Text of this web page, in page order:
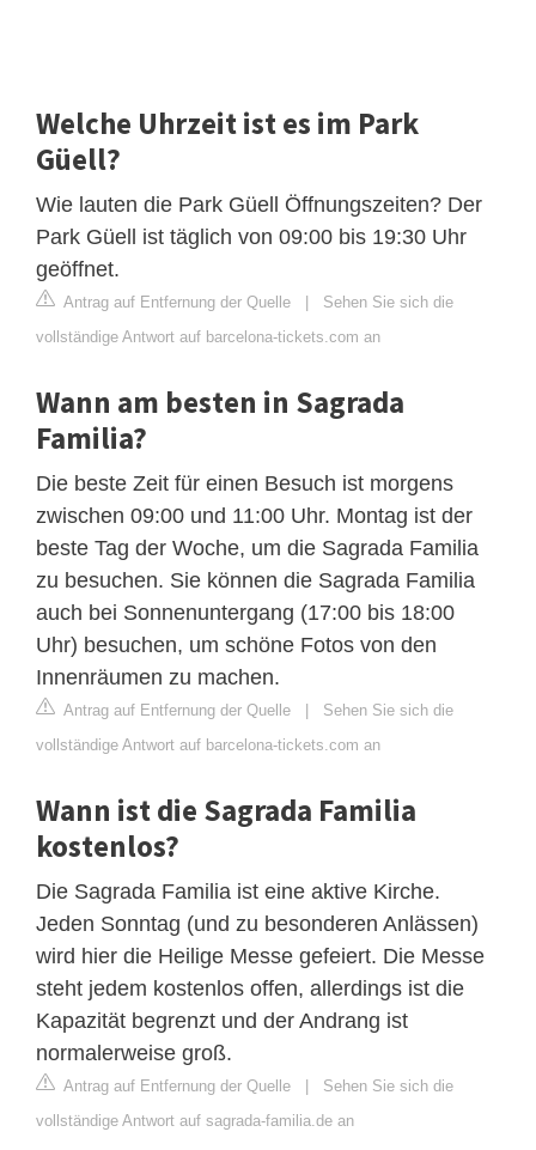
Welche Uhrzeit ist es im Park
Güell?
Wie lauten die Park Güell Öffnungszeiten? Der
Park Güell ist täglich von 09:00 bis 19:30 Uhr
geöffnet.
Antrag auf Entfernung der Quelle | Sehen Sie sich die
vollständige Antwort auf barcelona-tickets.com an
Wann am besten in Sagrada
Familia?
Die beste Zeit für einen Besuch ist morgens
zwischen 09:00 und 11:00 Uhr. Montag ist der
beste Tag der Woche, um die Sagrada Familia
zu besuchen. Sie können die Sagrada Familia
auch bei Sonnenuntergang (17:00 bis 18:00
Uhr) besuchen, um schöne Fotos von den
Innenräumen zu machen.
Antrag auf Entfernung der Quelle | Sehen Sie sich die
vollständige Antwort auf barcelona-tickets.com an
Wann ist die Sagrada Familia
kostenlos?
Die Sagrada Familia ist eine aktive Kirche.
Jeden Sonntag (und zu besonderen Anlässen)
wird hier die Heilige Messe gefeiert. Die Messe
steht jedem kostenlos offen, allerdings ist die
Kapazität begrenzt und der Andrang ist
normalerweise groß.
Antrag auf Entfernung der Quelle | Sehen Sie sich die
vollständige Antwort auf sagrada-familia.de an